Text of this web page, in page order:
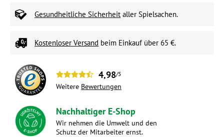
Gesundheitliche Sicherheit aller Spielsachen.
Kostenloser Versand beim Einkauf über 65 €.
4,98/5
Weitere Bewertungen
Nachhaltiger E-Shop
Wir nehmen die Umwelt und den
Schutz der Mitarbeiter ernst.